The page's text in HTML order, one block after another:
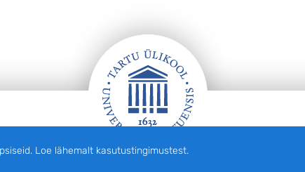
Loe lähemalt kasutustingimustest.